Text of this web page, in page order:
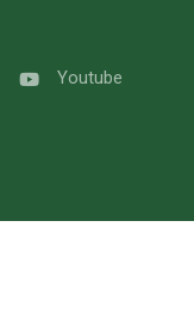
Youtube